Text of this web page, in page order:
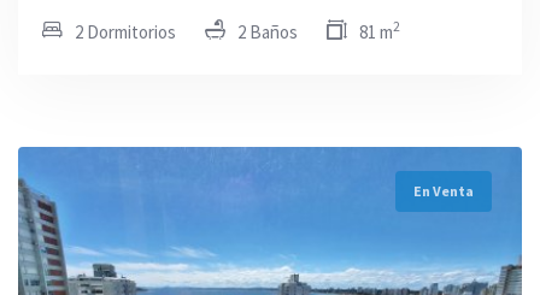
2 Dormitorios 2 Baños 81 m2
En Venta